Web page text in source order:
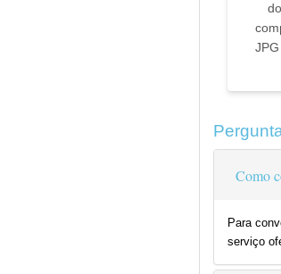
Como
Para
serviço